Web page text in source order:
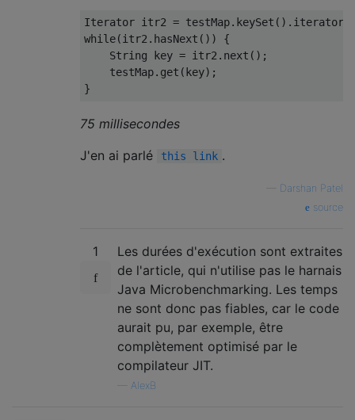
Iterator itr2 = testMap. keySet (). iterator
while(itr2 . hasNext ())
{
String key = itr2 . next ();
    testMap
. get ( key);
}
75 millisecondes
J'en ai parlé
this link .
Darshan Patel
source
1
Les durées d'exécution sont extraites
de l'article, qui n'utilise pas le harnais
Java Microbenchmarking. Les temps
ne sont donc pas fiables, car le code
aurait pu, par exemple, être
complètement optimisé par le
compilateur JIT.
AlexB